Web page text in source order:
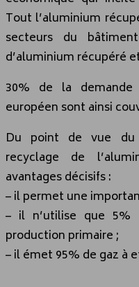
Tout l’aluminium
secteurs du
d’aluminium récupéré
30% de la demande
européen sont ainsi
Du point de vue du
recyclage de
avantages décisifs :
– il permet une
– il n’utilise que 5%
production primaire ;
– il émet 95% de gaz à